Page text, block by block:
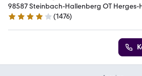
98587 Steinbach-Hallenberg OT Herges-
4.2 Sterne
(1476)